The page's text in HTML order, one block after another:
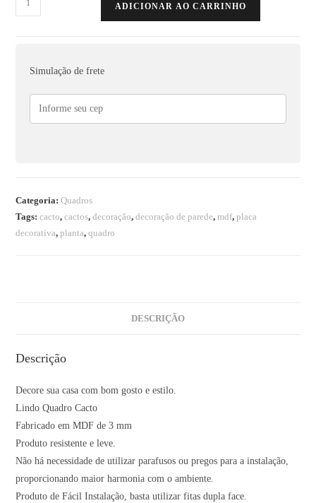
ADICIONAR AO CARRINHO
Simulação de frete
Categoria:Quadros
Tags:cacto,cactos,decoração,decoração de parede,mdf,placa
decorativa,planta,quadro
DESCRIÇÃO
Descrição
Decore sua casa com bom gosto e estilo.
Lindo Quadro Cacto
Fabricado em MDF de 3 mm
Produto resistente e leve.
Não há necessidade de utilizar parafusos ou pregos para a instalação,
proporcionando maior harmonia com o ambiente.
Produto de Fácil Instalação, basta utilizar fitas dupla face.